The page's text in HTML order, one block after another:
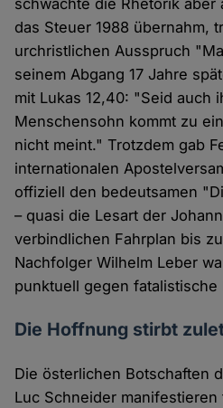
schwächte die Rhetorik aber
das Steuer 1988 übernahm,
urchristlichen Ausspruch
seinem Abgang 17 Jahre
mit Lukas 12,40: "Seid auch
Menschensohn kommt zu
nicht meint." Trotzdem gab
internationalen
offiziell den bedeutsamen
– quasi die Lesart der
verbindlichen Fahrplan bis
Nachfolger Wilhelm Leber
punktuell gegen fatalistische
Die Hoffnung stirbt
Die österlichen Botschaften
Luc Schneider